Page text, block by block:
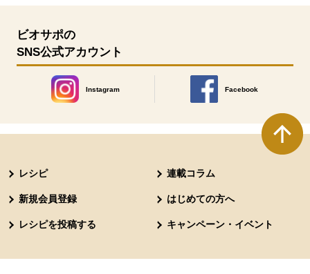
ビオサポの
SNS公式アカウント
Instagram
別のウィンドウで開きます。
Facebook
別のウィンドウで開きます
レシピ 連載コラム
新規会員登録 はじめての方へ
レシピを投稿する キャンペーン・イベント